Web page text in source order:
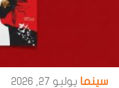
سينما يوليو 27, 2026